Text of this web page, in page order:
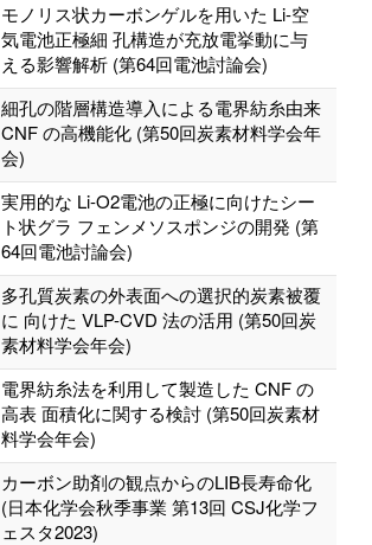
モノリス状カーボンゲルを用いた Li-空
気電池正極細 孔構造が充放電挙動に与
える影響解析 (第64回電池討論会)
細孔の階層構造導⼊による電界紡⽷由来
CNF の⾼機能化 (第50回炭素材料学会年
会)
実用的な Li-O2電池の正極に向けたシー
ト状グラ フェンメソスポンジの開発 (第
64回電池討論会)
多孔質炭素の外表⾯への選択的炭素被覆
に 向けた VLP-CVD 法の活⽤ (第50回炭
素材料学会年会)
電界紡⽷法を利⽤して製造した CNF の
⾼表 ⾯積化に関する検討 (第50回炭素材
料学会年会)
カーボン助剤の観点からのLIB長寿命化
(日本化学会秋季事業 第13回 CSJ化学フ
ェスタ2023)